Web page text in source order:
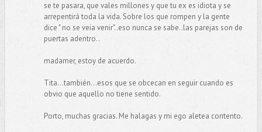
se te pasara, que vales millones y que tu ex es idiota y se
arrepentirá toda la vida. Sobre los que rompen y la gente
dice " no se veia venir"..eso nunca se sabe..las parejas son de
puertas adentro..
madamer, estoy de acuerdo.
Tita...también...esos que se obcecan en seguir cuando es
obvio que aquello no tiene sentido.
Porto, muchas gracias. Me halagas y mi ego aletea contento.